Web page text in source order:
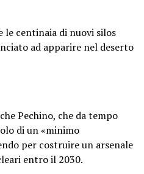
le centinaia di nuovi silos
ad apparire nel deserto
Pechino, che da tempo
di un «minimo
per costruire un arsenale
entro il 2030.